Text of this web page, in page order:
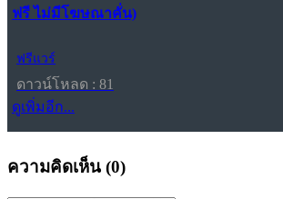
ฟรี ไม่มีโฆษณาคั่น)
ฟรีแวร์
ดาวน์โหลด : 81
ดูเพิ่มอีก...
ความคิดเห็น (0)